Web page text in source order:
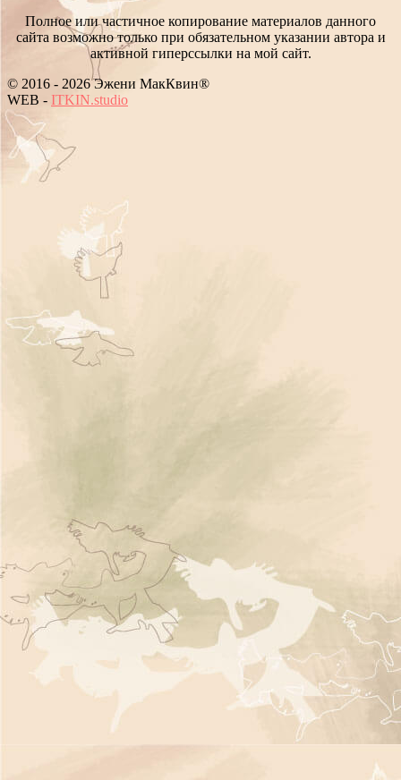
Полное или частичное копирование материалов данного
сайта возможно только при обязательном указании автора и
активной гиперссылки на мой сайт.
© 2016 - 2026 Эжени МакКвин®
WEB - ITKIN.studio